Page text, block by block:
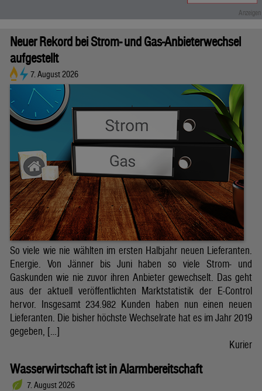
Neuer Rekord bei Strom- und Gas-Anbieterwechsel
aufgestellt
7. August 2026
So viele wie nie wählten im ersten Halbjahr neuen Lieferanten.
Energie. Von Jänner bis Juni haben so viele Strom- und
Gaskunden wie nie zuvor ihren Anbieter gewechselt. Das geht
aus der aktuell veröffentlichten Marktstatistik der E-Control
hervor. Insgesamt 234.982 Kunden haben nun einen neuen
Lieferanten. Die bisher höchste Wechselrate hat es im Jahr 2019
gegeben, […]
Kurier
Wasserwirtschaft ist in Alarmbereitschaft
7. August 2026